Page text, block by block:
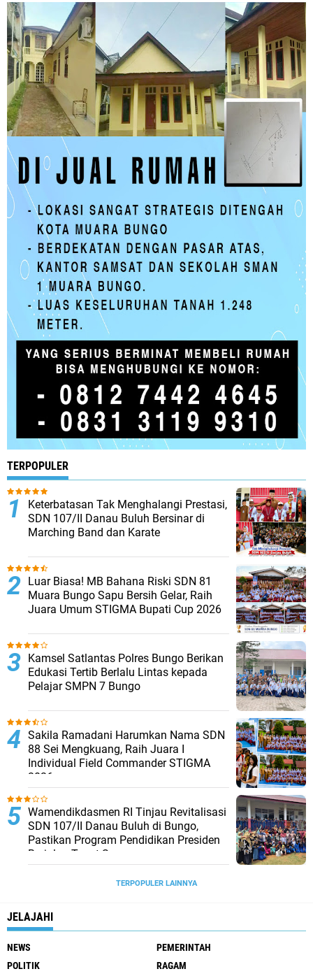
TERPOPULER
Keterbatasan Tak Menghalangi Prestasi,
SDN 107/II Danau Buluh Bersinar di
Marching Band dan Karate
Luar Biasa! MB Bahana Riski SDN 81
Muara Bungo Sapu Bersih Gelar, Raih
Juara Umum STIGMA Bupati Cup 2026
Kamsel Satlantas Polres Bungo Berikan
Edukasi Tertib Berlalu Lintas kepada
Pelajar SMPN 7 Bungo
Sakila Ramadani Harumkan Nama SDN
88 Sei Mengkuang, Raih Juara I
Individual Field Commander STIGMA
2026
Wamendikdasmen RI Tinjau Revitalisasi
SDN 107/II Danau Buluh di Bungo,
Pastikan Program Pendidikan Presiden
Berjalan Tepat Sasaran
TERPOPULER LAINNYA
JELAJAHI
NEWS
PEMERINTAH
POLITIK
RAGAM